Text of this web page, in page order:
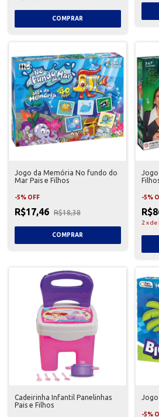
Jogo da Memória No fundo do
Mar Pais e Filhos
-5% OFF
R$17,46 R$18,38
-5%
2 xde
Cadeirinha Infantil Panelinhas
Pais e Filhos
Jogo
-5%